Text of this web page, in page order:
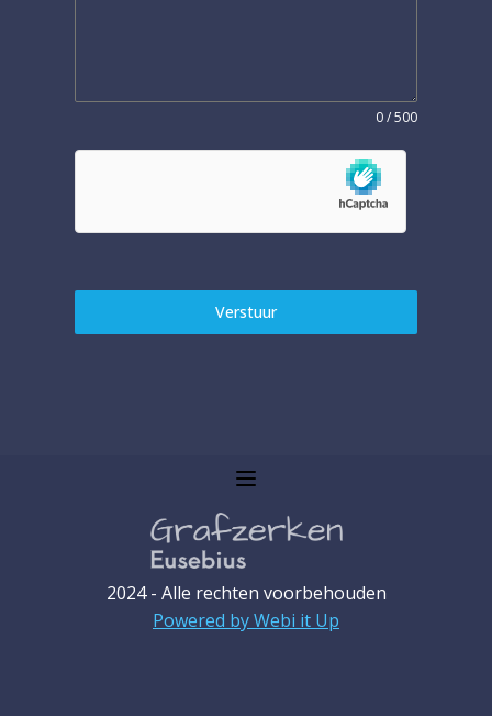
0 / 500
Verstuur
2024 - Alle rechten voorbehouden
Powered by Webi it Up